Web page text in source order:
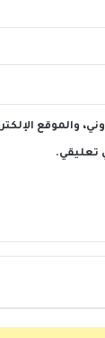
والموقع
تعليقي.